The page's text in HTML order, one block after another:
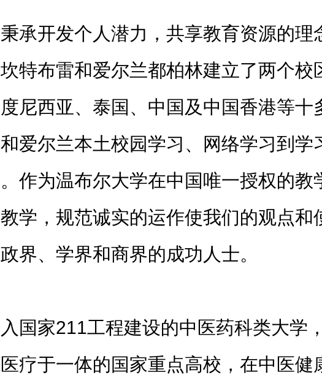
承开发个人潜力，共享教育资源的
特布雷和爱尔兰都柏林建立了两个
尼西亚、泰国、中国及中国香港等十
爱尔兰本土校园学习、网络学习到学
作为温布尔大学在中国唯一授权的
学，规范诚实的运作使我们的观点
界、学界和商界的成功人士。
国家211工程建设的中医药科类大学
疗于一体的国家重点高校，在中医